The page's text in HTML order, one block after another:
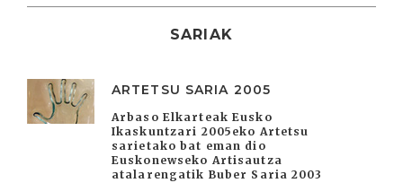
SARIAK
ARTETSU SARIA 2005
Arbaso Elkarteak Eusko
Ikaskuntzari 2005eko Artetsu
sarietako bat eman dio
Euskonewseko Artisautza
atalarengatik Buber Saria 2003